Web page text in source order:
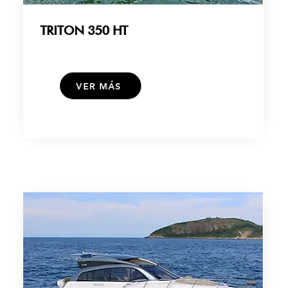
TRITON 350 HT
VER MÁS